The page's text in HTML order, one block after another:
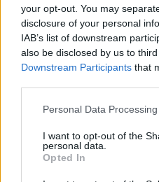
your opt-out. You may
disclosure of your personal
IAB’s list of downstream
also be disclosed by us to
Downstream Participants that
Please note that this website/
not limited to your visit or
grant or deny consent to
use your data for below
consent section.
Personal Data
I want to opt-out of the
personal data.
Opted In